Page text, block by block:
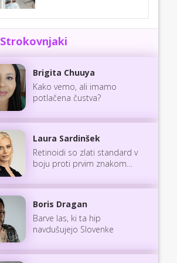
Strokovnjaki
Brigita Chuuya
Kako vemo, ali imamo
potlačena čustva?
Laura Sardinšek
Retinoidi so zlati standard v
boju proti prvim znakom
Boris Dragan
Barve las, ki ta hip
navdušujejo Slovenke